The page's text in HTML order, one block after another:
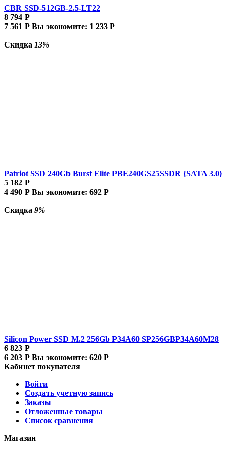
CBR SSD-512GB-2.5-LT22
8 794 Р
7 561 Р Вы экономите: 1 233 Р
Скидка 13%
Patriot SSD 240Gb Burst Elite PBE240GS25SSDR {SATA 3.0}
5 182 Р
4 490 Р Вы экономите: 692 Р
Скидка 9%
Silicon Power SSD M.2 256Gb P34A60 SP256GBP34A60M28
6 823 Р
6 203 Р Вы экономите: 620 Р
Кабинет покупателя
Войти
Создать учетную запись
Заказы
Отложенные товары
Список сравнения
Магазин